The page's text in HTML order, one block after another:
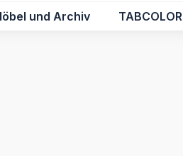
und Archiv TABCOLOR